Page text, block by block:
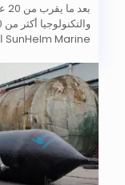
SunHelm Marine العلامة التجارية المعروفة في العالم.